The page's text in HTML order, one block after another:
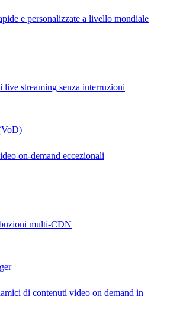
e personalizzate a livello mondiale
live streaming senza interruzioni
on-demand eccezionali
multi-CDN
di contenuti video on demand in